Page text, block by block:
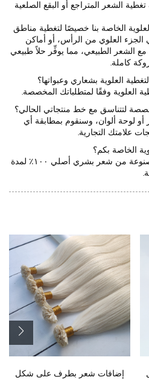
الشعر المتراجع أو البقع الصلعية
الخاصة بنا خصيصًا لتغطية مناطق
الجزء العلوي من الرأس، أو أماكن
الشعر الطبيعي، مما يوفِّر حلاً طبيعي
كاملة.
العلوية وفقًا لمتطلباتك المخصصة.
أو لوحة ألوان، وسنقوم بمطابقة أي
علامتك التجارية.
ج: تدوم قطع التغطية العلوية المصنوعة من شعر بشري أصلي ١٠٠٪ لمدة
على شكل
امتدادات شريطية